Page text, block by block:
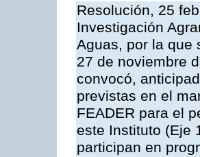
Resolución, 25
Investigación
Aguas, por la que
27 de noviembre
convocó,
previstas en el
FEADER para el
este Instituto (Eje
participan en